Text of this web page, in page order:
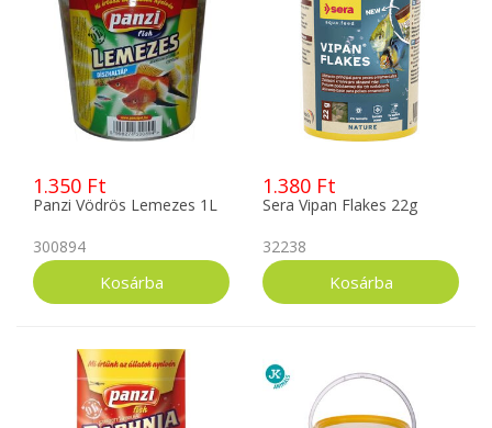
1.350 Ft
Panzi Vödrös Lemezes 1L
300894
1.380 Ft
Sera Vipan Flakes 22g
32238